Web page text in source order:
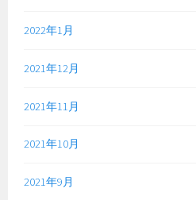
2022年1月
2021年12月
2021年11月
2021年10月
2021年9月